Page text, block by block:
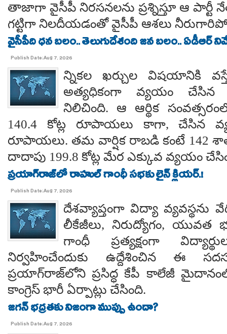
తాజాగా వైసీపీ నిరసనలను ప్రశ్నిస్తూ ఆ
గట్టిగా నిలదీయడంతో వైసీపీ ఆశలు
వైసీపీది ధన బలం.. తెలుగుదేశంది జన బలం.. ఏడీఆర్
Publish Date:Aug 7, 2026
న్నికల ఖర్చుల విషయానికి
అత్యధికంగా వ్యయం చేసిన
నిలిచింది. ఆ ఆర్థిక
140.4 కోట్ల రూపాయలు కాగా, చేసిన
రూపాయలు. తమ వార్షిక రాబడి కంటే 142
దాదాపు 199.8 కోట్ల మేర ఎక్కువ వ్యయం
ప్రయాగ్‌రాజ్‌లో రాహుల్ గాంధీ సభకు లైన్ క్లియర్.!
Publish Date:Aug 7, 2026
దేశవ్యాప్తంగా విద్యా వ్యవస్థను
లీకేజీలు, నిరుద్యోగం, యువత
గాంధీ ప్రత్యక్షంగా
నిర్వహించేందుకు ఉద్దేశించిన ఈ
ప్రయాగ్‌రాజ్‌లోని ప్రసిద్ధ కేపీ కాలేజీ మైదానంలో
కాంగ్రెస్ భారీ ఏర్పాట్లు చేసింది.
జగన్ భద్రతకు నిజంగా ముప్పు ఉందా?
Publish Date:Aug 7, 2026